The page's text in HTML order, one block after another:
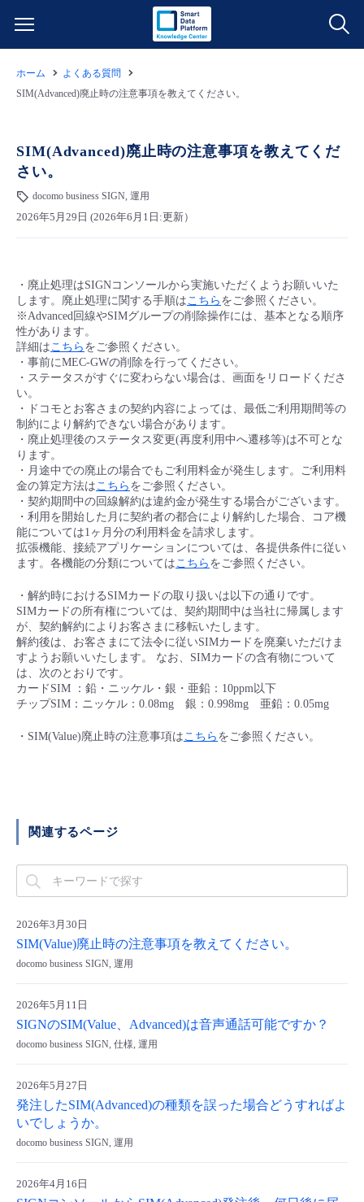
サービス一覧
ネットワーク
モニタリング/監査
サポート
管理機能
クラウド/サーバー
IoT
モニタリング/監査
サポート
すべてのメニューを見る
料金情報
料金シミュレーター
クラウド/サーバー
ネットワーク
IoT
サポート
すべてのメニューを見る
ご利用開始ガイド
- 管理機能
■ セットアップガイド
- 新規お申し込み方法
- 初期設定・確認
- ユーザー機能の管理
- 登録情報の管理
- APIリファレンス
■ 基本構築ガイド
- クラウド / サーバー
- vUTM2
- バックアップ
- セキュリティ・監査
- データと分析
- IoT
- マルチクラウド利用
- リモートワーク
- その他
故障/メンテナンス情報
サービス稼働状況
故障/メンテナンス履歴
定期メンテナンス
販売パートナー向けプログラム
協業パートナー
トレーニング/操作動画
脱炭素化
ホーム
よくある質問
SIM(Advanced)廃止時の注意事項を教えてください。
SIM(Advanced)廃止時の注意事項を教えてくだ
さい。
docomo business SIGN, 運用
2026年5月29日 (2026年6月1日:更新）
・廃止処理はSIGNコンソールから実施いただくようお願いいた
します。廃止処理に関する手順はこちら をご参照ください。
※Advanced回線やSIMグループの削除操作には、基本となる順序
性があります。
詳細はこちら をご参照ください。
・事前にMEC-GWの削除を行ってください。
・ステータスがすぐに変わらない場合は、画面をリロードくださ
い。
・ドコモとお客さまの契約内容によっては、最低ご利用期間等の
制約により解約できない場合があります。
・廃止処理後のステータス変更(再度利用中へ遷移等)は不可とな
ります。
・月途中での廃止の場合でもご利用料金が発生します。ご利用料
金の算定方法はこちら をご参照ください。
・契約期間中の回線解約は違約金が発生する場合がございます。
・利用を開始した月に契約者の都合により解約した場合、コア機
能については1ヶ月分の利用料金を請求します。
拡張機能、接続アプリケーションについては、各提供条件に従い
ます。各機能の分類についてはこちら をご参照ください。
・解約時におけるSIMカードの取り扱いは以下の通りです。
SIMカードの所有権については、契約期間中は当社に帰属します
が、契約解約によりお客さまに移転いたします。
解約後は、お客さまにて法令に従いSIMカードを廃棄いただけま
すようお願いいたします。 なお、SIMカードの含有物について
は、次のとおりです。
カードSIM ：鉛・ニッケル・銀・亜鉛：10ppm以下
チップSIM：ニッケル：0.08mg 銀：0.998mg 亜鉛：0.05mg
・SIM(Value)廃止時の注意事項はこちら をご参照ください。
関連するページ
2026年3月30日
SIM(Value)廃止時の注意事項を教えてください。
docomo business SIGN, 運用
2026年5月11日
SIGNのSIM(Value、Advanced)は音声通話可能ですか？
docomo business SIGN, 仕様, 運用
2026年5月27日
発注したSIM(Advanced)の種類を誤った場合どうすればよ
いでしょうか。
docomo business SIGN, 運用
2026年4月16日